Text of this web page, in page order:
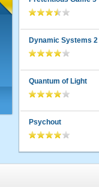
Dynamic Systems 2
Quantum of Light
Psychout